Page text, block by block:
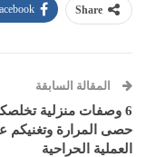
Share
المقالة السابقة
6 وصفات منزلية
حصى المرارة وتغنيكم
العملية الحراحية